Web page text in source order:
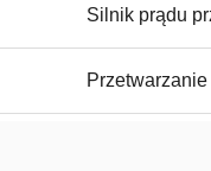
Silnik prądu